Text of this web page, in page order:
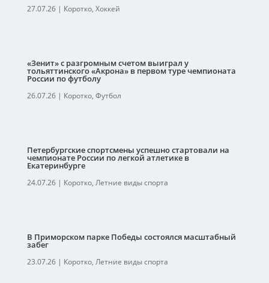
27.07.26| Коротко, Хоккей
«Зенит» с разгромным счетом выиграл у
тольяттинского «Акрона» в первом туре чемпионата
России по футболу
26.07.26| Коротко, Футбол
Петербургские спортсмены успешно стартовали на
чемпионате России по легкой атлетике в
Екатеринбурге
24.07.26| Коротко, Летние виды спорта
В Приморском парке Победы состоялся масштабный
забег
23.07.26| Коротко, Летние виды спорта